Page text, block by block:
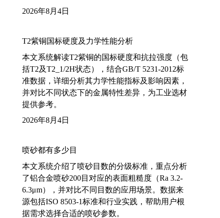
2026年8月4日
T2紫铜国标硬度及力学性能分析
本文系统解读T2紫铜的国标硬度和抗拉强度（包
括T2及T2_1/2H状态），结合GB/T 5231-2012标
准数据，详细分析其力学性能指标及影响因素，
并对比不同状态下的金属特性差异，为工业选材
提供参考。
2026年8月4日
喷砂都有多少目
本文系统介绍了喷砂目数的分级标准，重点分析
了铝合金喷砂200目对应的表面粗糙度（Ra 3.2-
6.3μm），并对比不同目数的应用场景。数据来
源包括ISO 8503-1标准和行业实践，帮助用户根
据需求选择合适的喷砂参数。